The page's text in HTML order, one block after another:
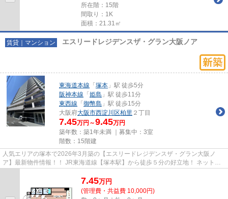
所在階：15階
間取り：1K
面積：21.31㎡
賃貸｜マンション エスリードレジデンスザ・グラン大阪ノア
東海道本線 「 塚本 」駅 徒歩5分
阪神本線 「 姫島 」駅 徒歩11分
東西線 「 御幣島 」駅 徒歩15分
大阪府大阪市西淀川区柏里 ２丁目
7.45万円～9.45万円
築年数：築1年未満 ｜募集中： 3室
階数：15階建
人気エリアの塚本で2026年3月築の【エスリードレジデンスザ・グラン大阪ノ
ア】最新物件情報！！ JR東海道線【塚本駅】から徒歩５分の好立地！ ネット無
7.45万円
(管理費・共益費 10,000円)